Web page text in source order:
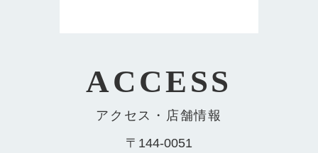
ACCESS
アクセス・店舗情報
〒144-0051